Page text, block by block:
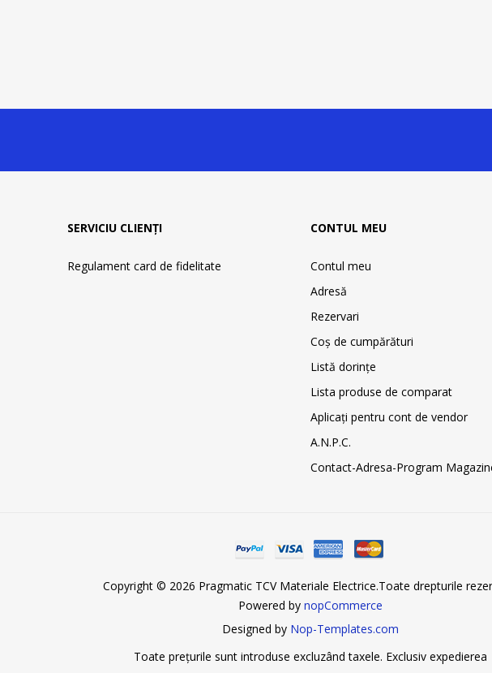
SERVICIU CLIENȚI
Regulament card de fidelitate
CONTUL MEU
Contul meu
Adresă
Rezervari
Coş de cumpărături
Listă dorințe
Lista produse de comparat
Aplicați pentru cont de vendor
A.N.P.C.
Contact-Adresa-Program
Copyright © 2026 Pragmatic TCV Materiale Electrice.Toate drepturile
Powered by nopCommerce
Designed by Nop-Templates.com
Toate prețurile sunt introduse excluzând taxele. Exclusiv expedierea